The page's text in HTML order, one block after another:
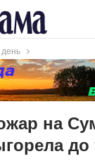
день
на
до